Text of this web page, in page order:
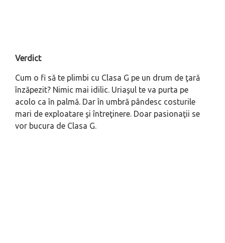
Verdict
Cum o fi să te plimbi cu Clasa G pe un drum de ţară
înzăpezit? Nimic mai idilic. Uriaşul te va purta pe
acolo ca în palmă. Dar în umbră pândesc costurile
mari de exploatare şi întreţinere. Doar pasionaţii se
vor bucura de Clasa G.